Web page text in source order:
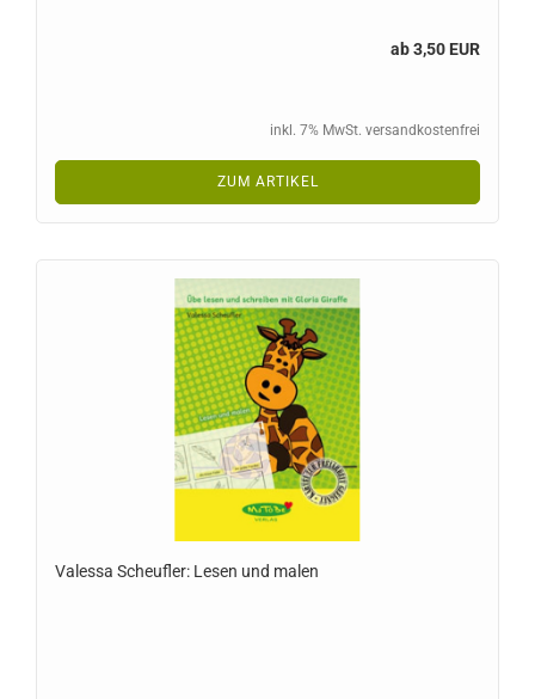
ab 3,50 EUR
inkl. 7% MwSt. versandkostenfrei
ZUM ARTIKEL
Valessa Scheufler: Lesen und malen